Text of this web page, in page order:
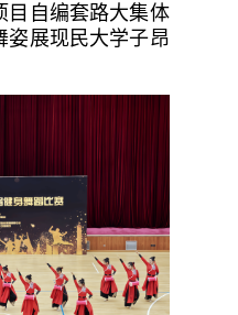
目自编套路大集体
姿展现民大学子昂